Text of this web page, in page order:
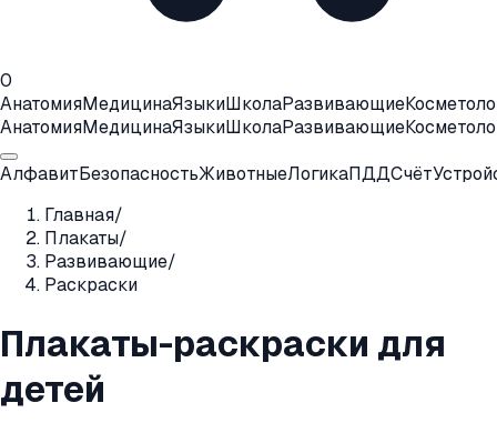
0
АнатомияМедицинаЯзыкиШколаРазвивающие
АнатомияМедицинаЯзыкиШколаРазвивающие
АлфавитБезопасностьЖивотныеЛогикаПДДСчёт
Главная/
Плакаты/
Развивающие/
Раскраски
Плакаты-раскраски для
детей